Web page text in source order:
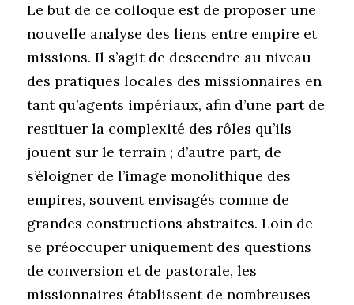
Le but de ce colloque est de proposer une
nouvelle analyse des liens entre empire et
missions. Il s’agit de descendre au niveau
des pratiques locales des missionnaires en
tant qu’agents impériaux, afin d’une part de
restituer la complexité des rôles qu’ils
jouent sur le terrain ; d’autre part, de
s’éloigner de l’image monolithique des
empires, souvent envisagés comme de
grandes constructions abstraites. Loin de
se préoccuper uniquement des questions
de conversion et de pastorale, les
missionnaires établissent de nombreuses